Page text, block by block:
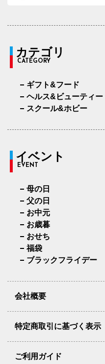
カテゴリ
CATEGORY
ギフト&フード
ヘルス&ビューティー
スクール&ホビー
イベント
EVENT
母の日
父の日
お中元
お歳暮
おせち
福袋
ブラックフライデー
会社概要
特定商取引に基づく表示
ご利用ガイド